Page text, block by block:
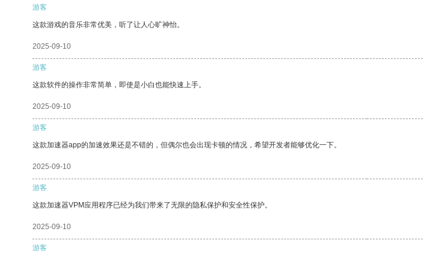
游客
这款游戏的音乐非常优美，听了让人心旷神怡。
2025-09-10
游客
这款软件的操作非常简单，即使是小白也能快速上手。
2025-09-10
游客
这款加速器app的加速效果还是不错的，但偶尔也会出现卡顿的情况，希望开发者能够优化一下。
2025-09-10
游客
这款加速器VPM应用程序已经为我们带来了无限的隐私保护和安全性保护。
2025-09-10
游客